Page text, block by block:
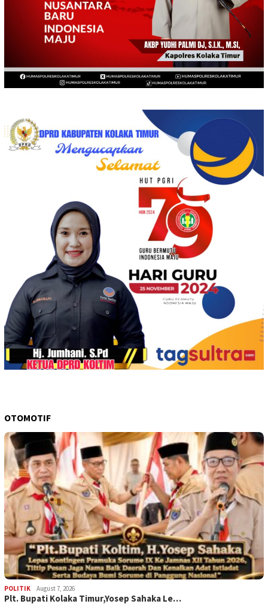
OTOMOTIF
POLITIK August 7, 2026
Plt. Bupati Kolaka Timur,Yosep Sahaka Le…